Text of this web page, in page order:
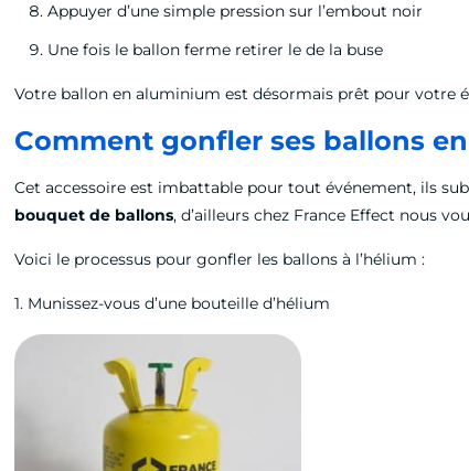
Appuyer d’une simple pression sur l’embout noir
Une fois le ballon ferme retirer le de la buse
Votre ballon en aluminium est désormais prêt pour votre
Comment gonfler ses ballons
Cet accessoire est imbattable pour tout événement, ils
bouquet de ballons, d’ailleurs chez France Effect nous
Voici le processus pour gonfler les ballons à l’hélium :
1. Munissez-vous d’une bouteille d’hélium